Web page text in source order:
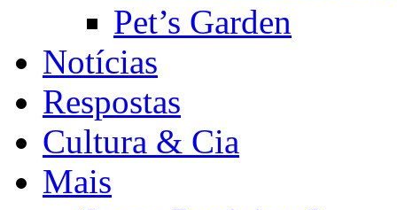
Pet’s Garden
Notícias
Respostas
Cultura & Cia
Mais